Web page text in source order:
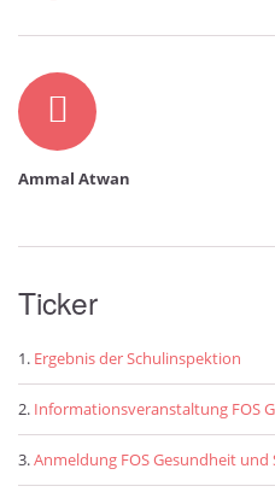
Autor
Ammal Atwan
Ticker
Ergebnis der Schulinspektion
Informationsveranstaltung FOS
Anmeldung FOS Gesundheit und